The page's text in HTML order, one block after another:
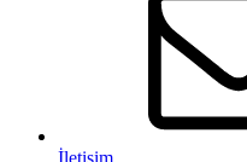
İletişim